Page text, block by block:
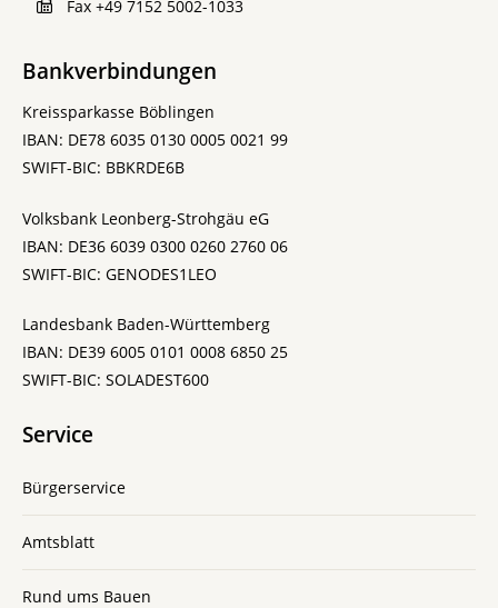
Fax +49 7152 5002-1033
Bankverbindungen
Kreissparkasse Böblingen
IBAN: DE78 6035 0130 0005 0021 99
SWIFT-BIC: BBKRDE6B
Volksbank Leonberg-Strohgäu eG
IBAN: DE36 6039 0300 0260 2760 06
SWIFT-BIC: GENODES1LEO
Landesbank Baden-Württemberg
IBAN: DE39 6005 0101 0008 6850 25
SWIFT-BIC: SOLADEST600
Service
Bürgerservice
Amtsblatt
Rund ums Bauen